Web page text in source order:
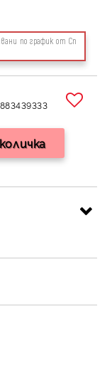
по график от Сп